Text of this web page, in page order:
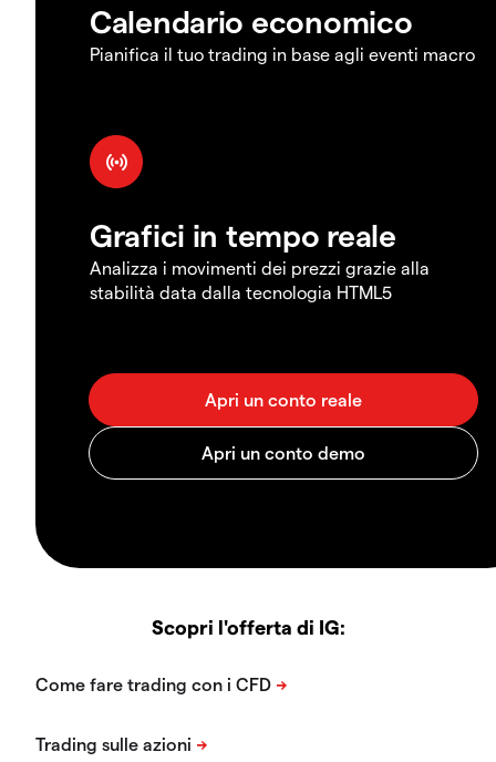
Calendario economico
Pianifica il tuo trading in base agli eventi macro
Grafici in tempo reale
Analizza i movimenti dei prezzi grazie alla
stabilità data dalla tecnologia HTML5
Scopri l'offerta di IG: